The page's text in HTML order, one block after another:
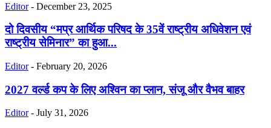
Editor - December 23, 2025
दो दिवसीय “मप्र आर्थिक परिषद के 35वें राष्ट्रीय अधिवेशन एवं
राष्ट्रीय सेमिनार” का हुआ...
Editor - February 20, 2026
2027 वर्ल्ड कप के लिए अश्विन का प्लान, संजू और वैभव बाहर
Editor - July 31, 2026